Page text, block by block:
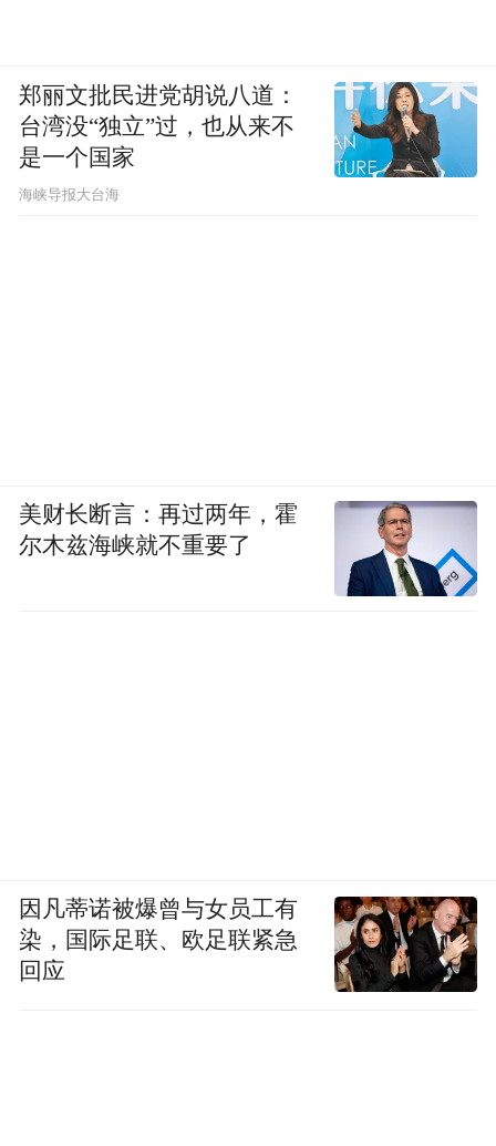
郑丽文批民进党胡说八道：
台湾没“独立”过，也从来不
是一个国家
​海峡导报大台海
美财长断言：再过两年，霍
尔木兹海峡就不重要了
因凡蒂诺被爆曾与女员工有
染，国际足联、欧足联紧急
回应